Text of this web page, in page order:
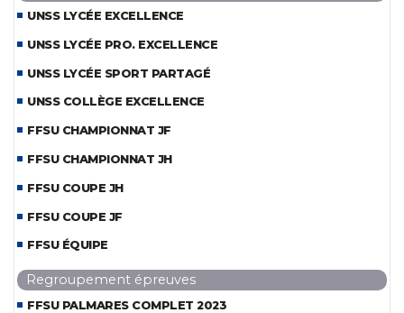
UNSS LYCÉE EXCELLENCE
UNSS LYCÉE PRO. EXCELLENCE
UNSS LYCÉE SPORT PARTAGÉ
UNSS COLLÈGE EXCELLENCE
FFSU CHAMPIONNAT JF
FFSU CHAMPIONNAT JH
FFSU COUPE JH
FFSU COUPE JF
FFSU ÉQUIPE
Regroupement épreuves
FFSU PALMARES COMPLET 2023